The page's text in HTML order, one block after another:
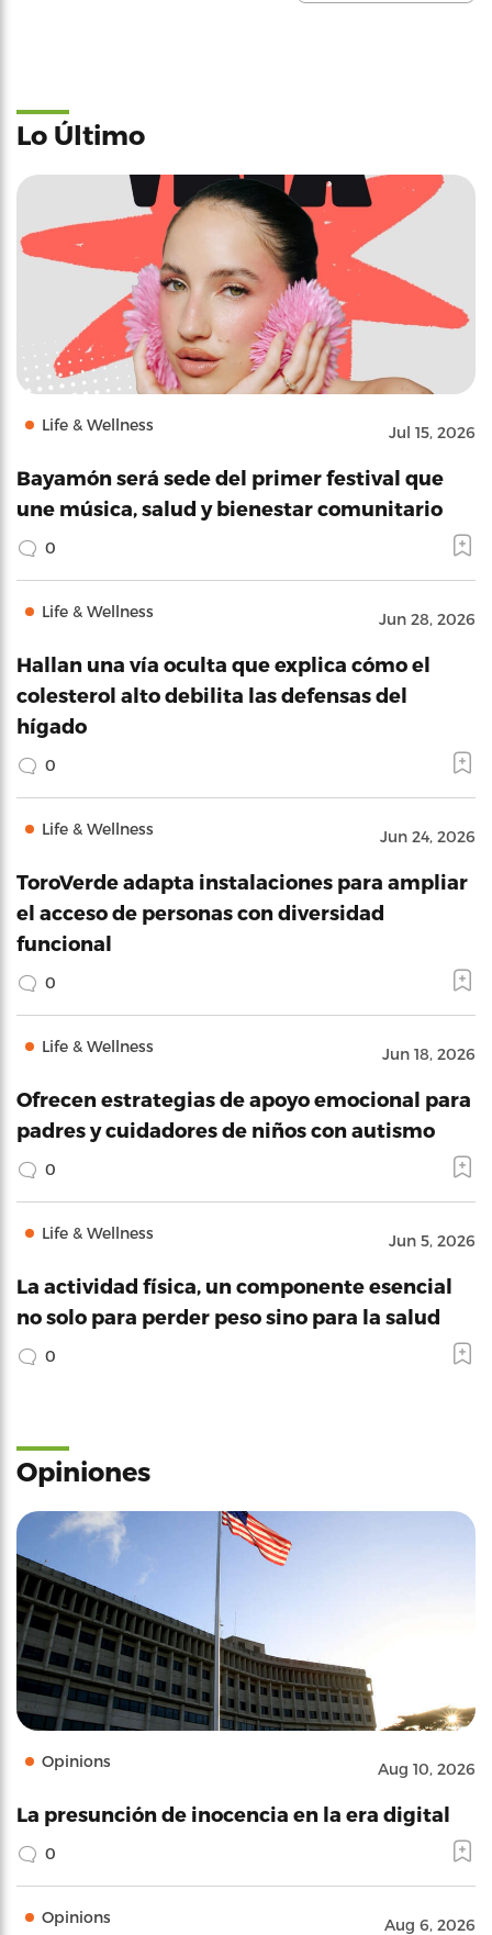
Lo Último
Life & Wellness Jul 15, 2026
Bayamón será sede del primer festival que
une música, salud y bienestar comunitario
0
Life & Wellness Jun 28, 2026
Hallan una vía oculta que explica cómo el
colesterol alto debilita las defensas del
hígado
0
Life & Wellness Jun 24, 2026
ToroVerde adapta instalaciones para ampliar
el acceso de personas con diversidad
funcional
0
Life & Wellness Jun 18, 2026
Ofrecen estrategias de apoyo emocional para
padres y cuidadores de niños con autismo
0
Life & Wellness Jun 5, 2026
La actividad física, un componente esencial
no solo para perder peso sino para la salud
0
Opiniones
Opinions Aug 10, 2026
La presunción de inocencia en la era digital
0
Opinions Aug 6, 2026